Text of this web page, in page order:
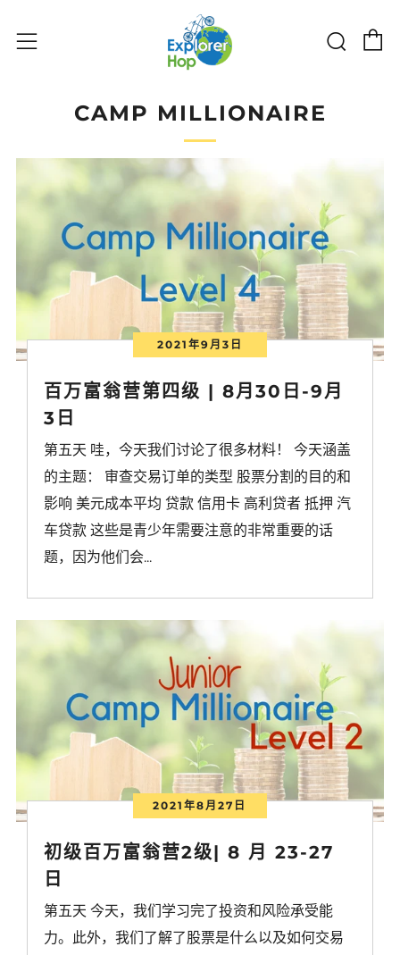
菜单 搜索
CAMP MILLIONAIRE
2021年9月3日
百万富翁营第四级 | 8月30日-9月
3日
第五天 哇，今天我们讨论了很多材料！ 今天涵盖
的主题： 审查交易订单的类型 股票分割的目的和
影响 美元成本平均 贷款 信用卡 高利贷者 抵押 汽
车贷款 这些是青少年需要注意的非常重要的话
题，因为他们会...
2021年8月27日
初级百万富翁营2级| 8 月 23-27
日
第五天 今天，我们学习完了投资和风险承受能
力。此外，我们了解了股票是什么以及如何交易